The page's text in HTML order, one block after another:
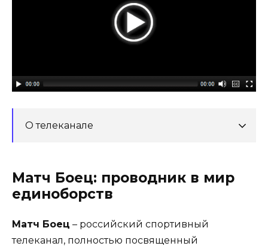
О телеканале
Матч Боец: проводник в мир
единоборств
Матч Боец – российский спортивный
телеканал, полностью посвященный